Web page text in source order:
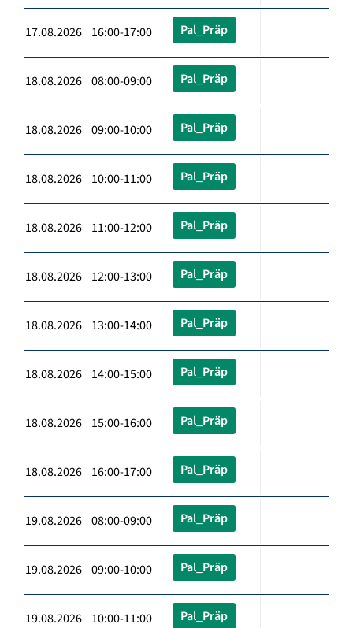
17.08.2026 16:00-17:00 Pal_Präp
18.08.2026 08:00-09:00 Pal_Präp
18.08.2026 09:00-10:00 Pal_Präp
18.08.2026 10:00-11:00 Pal_Präp
18.08.2026 11:00-12:00 Pal_Präp
18.08.2026 12:00-13:00 Pal_Präp
18.08.2026 13:00-14:00 Pal_Präp
18.08.2026 14:00-15:00 Pal_Präp
18.08.2026 15:00-16:00 Pal_Präp
18.08.2026 16:00-17:00 Pal_Präp
19.08.2026 08:00-09:00 Pal_Präp
19.08.2026 09:00-10:00 Pal_Präp
19.08.2026 10:00-11:00 Pal_Präp